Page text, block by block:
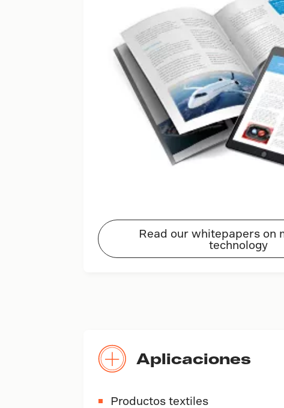
Read our whitepapers on
technology
Aplicaciones
Productos textiles